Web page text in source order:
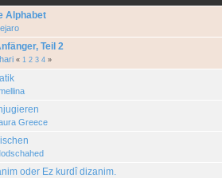
Alphabet
Teil 2
« 1 2 3 4 »
Greece
oder Ez kurdî dizanim.